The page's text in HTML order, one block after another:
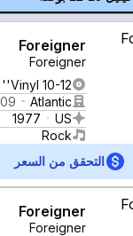
Foreigner
Foreigner
Vinyl 10-12''
Atlantic
US
1977
Rock
التحقق من السعر
Foreigner
Foreigner